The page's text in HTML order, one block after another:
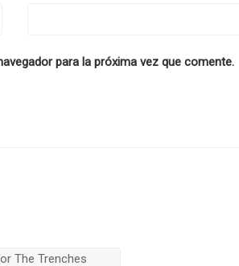
para la próxima vez que comente.